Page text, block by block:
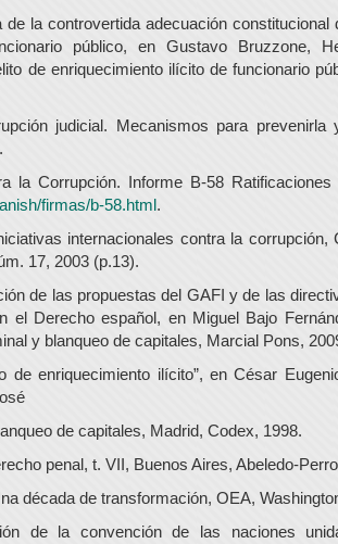
la controvertida adecuación constitucional
público, en Gustavo Bruzzone,
de enriquecimiento ilícito de funcionario
judicial. Mecanismos para prevenirla
la Corrupción. Informe B-58
firmas/b-58.html.
internacionales contra la corrupción,
17, 2003 (p.13).
de las propuestas del GAFI y de las
el Derecho español, en Miguel Bajo
y blanqueo de capitales, Marcial Pons,
de enriquecimiento ilícito”, en César
de capitales, Madrid, Codex, 1998.
penal, t. VII, Buenos Aires, Abeledo-
década de transformación, OEA,
de la convención de las naciones